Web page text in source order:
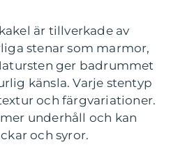
är tillverkade av
stenar som marmor,
ger badrummet
känsla. Varje stentyp
och färgvariationer.
underhåll och kan
och syror.